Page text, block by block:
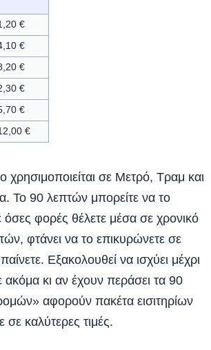
€
€
€
€
€
€
χρησιμοποιείται σε Μετρό, Τραμ και
Το 90 λεπτών μπορείτε να το
όσες φορές θέλετε μέσα σε χρονικό
φτάνει να το επικυρώνετε σε
Εξακολουθεί να ισχύει μέχρι
ακόμα κι αν έχουν περάσει τα 90
αφορούν πακέτα εισιτηρίων
σε καλύτερες τιμές.